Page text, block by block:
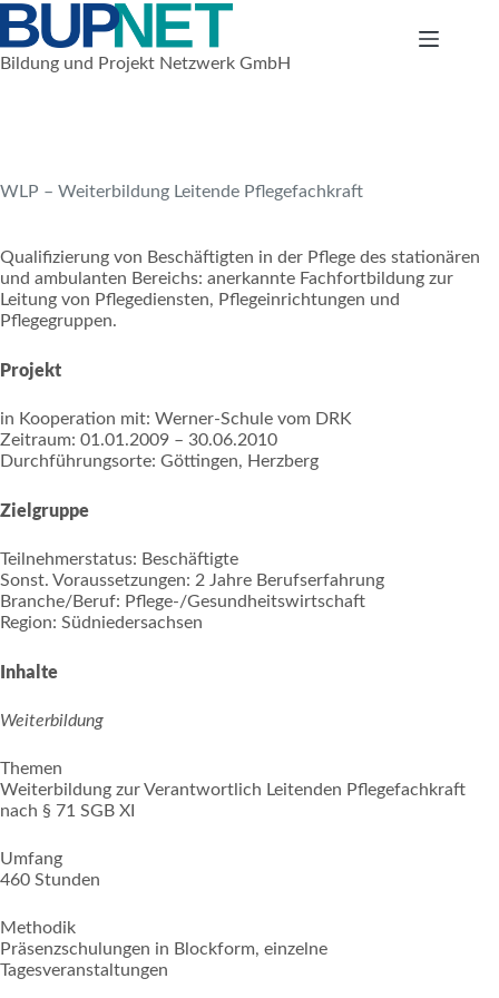
Zum
Inhalt
springen
Bildung und Projekt Netzwerk GmbH
WLP – Weiterbildung Leitende Pflegefachkraft
Qualifizierung von Beschäftigten in der Pflege des stationären
und ambulanten Bereichs: anerkannte Fachfortbildung zur
Leitung von Pflegediensten, Pflegeinrichtungen und
Pflegegruppen.
Projekt
in Kooperation mit: Werner-Schule vom DRK
Zeitraum: 01.01.2009 – 30.06.2010
Durchführungsorte: Göttingen, Herzberg
Zielgruppe
Teilnehmerstatus: Beschäftigte
Sonst. Voraussetzungen: 2 Jahre Berufserfahrung
Branche/Beruf: Pflege-/Gesundheitswirtschaft
Region: Südniedersachsen
Inhalte
Weiterbildung
Themen
Weiterbildung zur Verantwortlich Leitenden Pflegefachkraft
nach § 71 SGB XI
Umfang
460 Stunden
Methodik
Präsenzschulungen in Blockform, einzelne
Tagesveranstaltungen